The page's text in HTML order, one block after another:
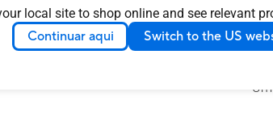
local site to shop online and see relevant
Continuar aqui Switch to the US